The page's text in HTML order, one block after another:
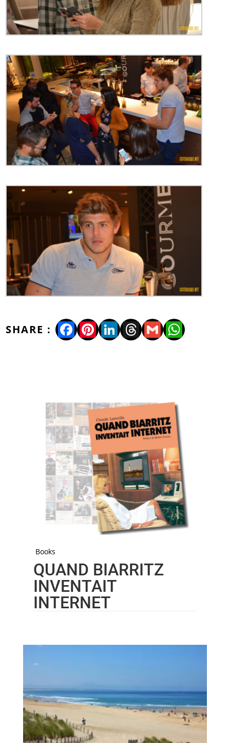
Facebook
Pinterest
LinkedIn
Threads
Gmail
Books
QUAND BIARRITZ
INVENTAIT
INTERNET